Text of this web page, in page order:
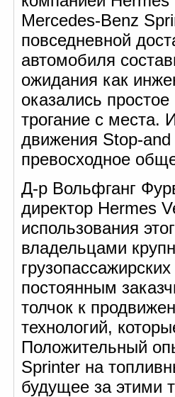
Mercedes-Benz
повседневной
автомобиля
ожидания как
оказались
трогание с места.
движения Stop-
превосходное
Д-р Вольфганг
директор Hermes
использования
владельцами
постоянным
толчок к
технологий,
Положительный
Sprinter на
будущее за этими